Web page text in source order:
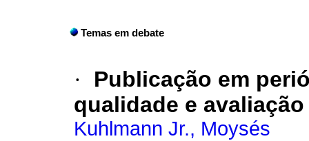
Temas em debate
·
Publicação em
qualidade e
Kuhlmann Jr., Moysés